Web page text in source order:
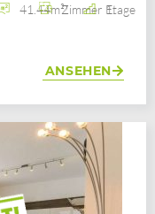
41.44m²2 Zimmer 1. Etage
ANSEHEN